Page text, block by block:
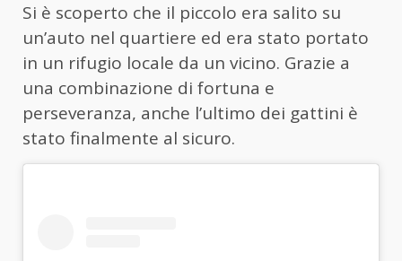
Si è scoperto che il piccolo era salito su
un’auto nel quartiere ed era stato portato
in un rifugio locale da un vicino. Grazie a
una combinazione di fortuna e
perseveranza, anche l’ultimo dei gattini è
stato finalmente al sicuro.